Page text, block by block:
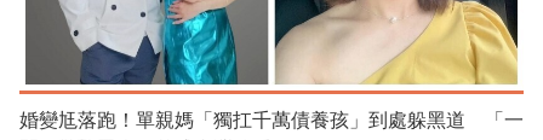
婚變尪落跑！單親媽「獨扛千萬債養孩」到處躲黑道 「一